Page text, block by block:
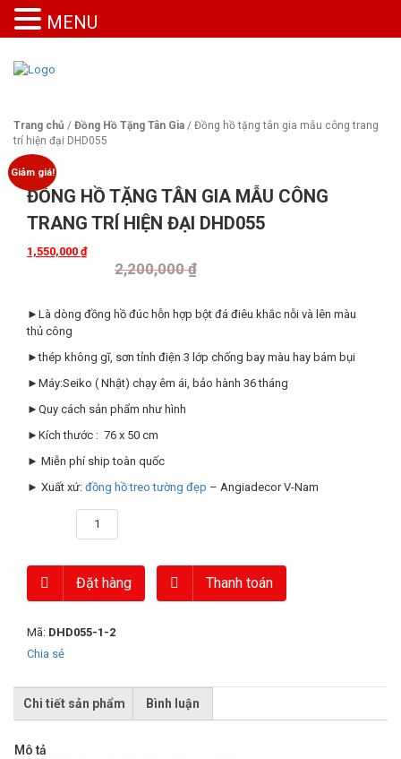
Trang chủ / Đồng Hồ Tặng Tân Gia / Đồng hồ tặng tân gia mẫu công trang
trí hiện đại DHD055
Giảm giá!
ĐỒNG HỒ TẶNG TÂN GIA MẪU CÔNG
TRANG TRÍ HIỆN ĐẠI DHD055
2,200,000₫
1,550,000 ₫
►Là dòng đồng hồ đúc hỗn hợp bột đá điêu khắc nỗi và lên màu
thủ công
►thép không gĩ, sơn tỉnh điện 3 lớp chống bay màu hay bám bụi
►Máy:Seiko ( Nhật) chạy êm ái, bảo hành 36 tháng
►Quy cách sản phẩm như hình
►Kích thước : 76 x 50 cm
► Miễn phí ship toàn quốc
► Xuất xứ: đồng hồ treo tường đẹp – Angiadecor V-Nam
Đặt hàng Thanh toán
Mã: DHD055-1-2
Chia sẻ
Chi tiết sản phẩm Bình luận
Mô tả
MENU